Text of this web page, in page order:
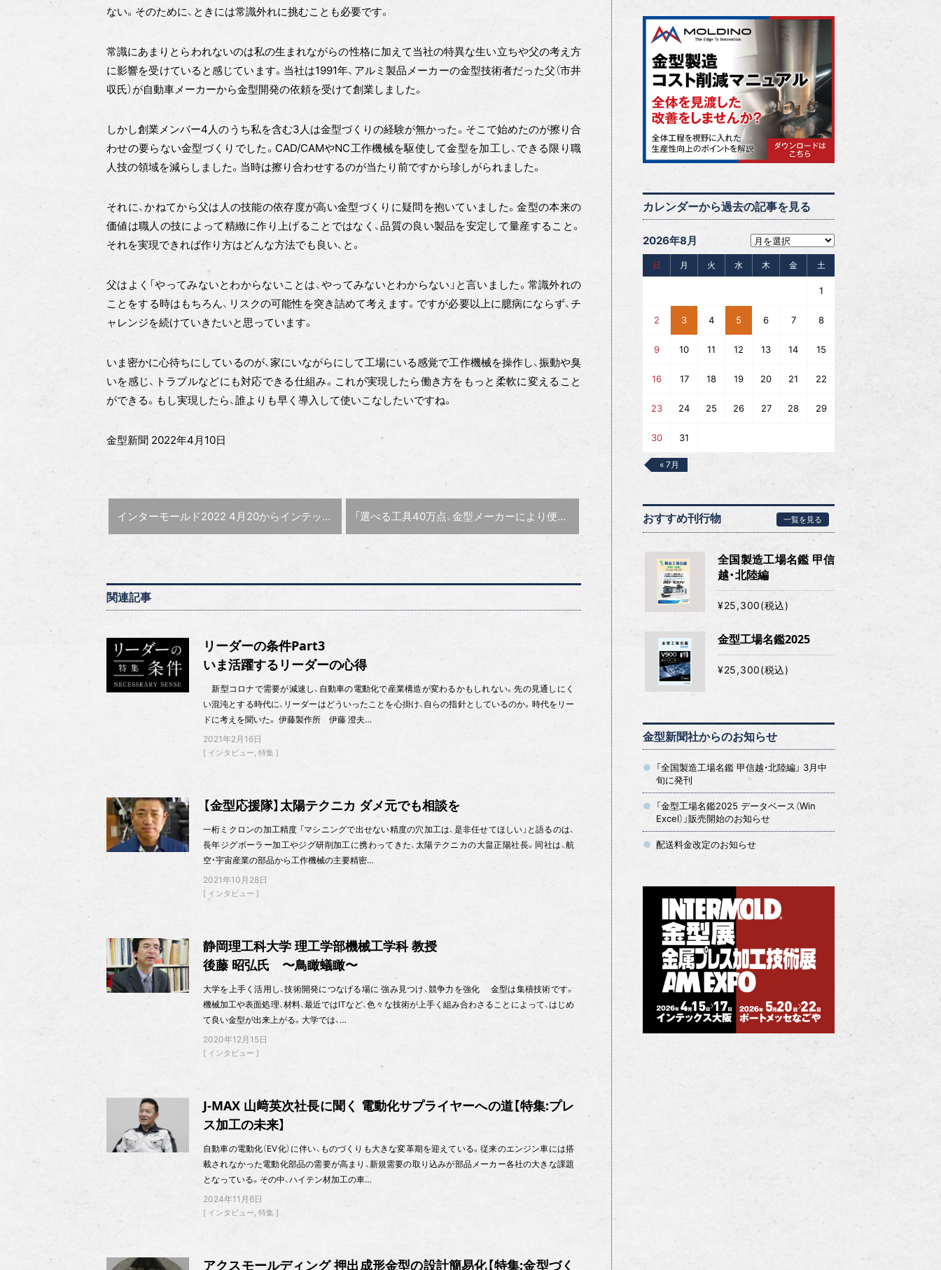
ない。そのために、ときには常識外れに挑むことも必要です。
常識にあまりとらわれないのは私の生まれながらの性格に加えて当社の特異な生い立ちや父の考え方
に影響を受けていると感じています。当社は1991年、アルミ製品メーカーの金型技術者だった父（市井
収氏）が自動車メーカーから金型開発の依頼を受けて創業しました。
しかし創業メンバー4人のうち私を含む3人は金型づくりの経験が無かった。そこで始めたのが擦り合
わせの要らない金型づくりでした。CAD/CAMやNC工作機械を駆使して金型を加工し、できる限り職
人技の領域を減らしました。当時は擦り合わせするのが当たり前ですから珍しがられました。
それに、かねてから父は人の技能の依存度が高い金型づくりに疑問を抱いていました。金型の本来の
価値は職人の技によって精緻に作り上げることではなく、品質の良い製品を安定して量産すること。
それを実現できれば作り方はどんな方法でも良い、と。
父はよく「やってみないとわからないことは、やってみないとわからない」と言いました。常識外れの
ことをする時はもちろん、リスクの可能性を突き詰めて考えます。ですが必要以上に臆病にならず、チ
ャレンジを続けていきたいと思っています。
いま密かに心待ちにしているのが、家にいながらにして工場にいる感覚で工作機械を操作し、振動や臭
いを感じ、トラブルなどにも対応できる仕組み。これが実現したら働き方をもっと柔軟に変えること
ができる。もし実現したら、誰よりも早く導入して使いこなしたいですね。
金型新聞 2022年4月10日
前の記事 :
インターモールド2022 4月20からインテックス大阪で開幕 次の記事 :
「選べる工具40万点、金型メーカーにより便利に使ってほしい」さくさく社長・溝口典宏氏
関連記事
リーダーの条件Part3
いま活躍するリーダーの心得
新型コロナで需要が減速し、自動車の電動化で産業構造が変わるかもしれない。先の見通しにく
い混沌とする時代に、リーダーはどういったことを心掛け、自らの指針としているのか。時代をリー
ドに考えを聞いた。 伊藤製作所 伊藤 澄夫…
2021年2月16日
インタビュー 特集
【金型応援隊】太陽テクニカ ダメ元でも相談を
一桁ミクロンの加工精度 「マシニングで出せない精度の穴加工は、是非任せてほしい」と語るのは、
長年ジグボーラー加工やジグ研削加工に携わってきた、太陽テクニカの大畠正陽社長。同社は、航
空・宇宙産業の部品から工作機械の主要精密…
2021年10月28日
インタビュー
静岡理工科大学 理工学部機械工学科 教授
後藤 昭弘氏 〜鳥瞰蟻瞰〜
大学を上手く活用し、技術開発につなげる場に 強み見つけ、競争力を強化 金型は集積技術です。
機械加工や表面処理、材料、最近ではITなど、色々な技術が上手く組み合わさることによって、はじめ
て良い金型が出来上がる。大学では、…
2020年12月15日
インタビュー
J‐MAX 山﨑英次社長に聞く 電動化サプライヤーへの道【特集:プレ
ス加工の未来】
自動車の電動化（EV化）に伴い、ものづくりも大きな変革期を迎えている。従来のエンジン車には搭
載されなかった電動化部品の需要が高まり、新規需要の取り込みが部品メーカー各社の大きな課題
となっている。その中、ハイテン材加工の車…
2024年11月6日
インタビュー 特集
アクスモールディング 押出成形金型の設計簡易化【特集:金型づく
カレンダーから過去の記事を見る
2026年8月
日 月 火 水 木 金 土
1
2 3 4 5 6 7 8
9 10 11 12 13 14 15
16 17 18 19 20 21 22
23 24 25 26 27 28 29
30 31
« 7月
おすすめ刊行物 一覧を見る
全国製造工場名鑑 甲信
越・北陸編
¥25,300(税込)
金型工場名鑑2025
¥25,300(税込)
金型新聞社からのお知らせ
「全国製造工場名鑑 甲信越・北陸編」 3月中
旬に発刊
「金型工場名鑑2025 データベース（Win
Excel）」販売開始のお知らせ
配送料金改定のお知らせ